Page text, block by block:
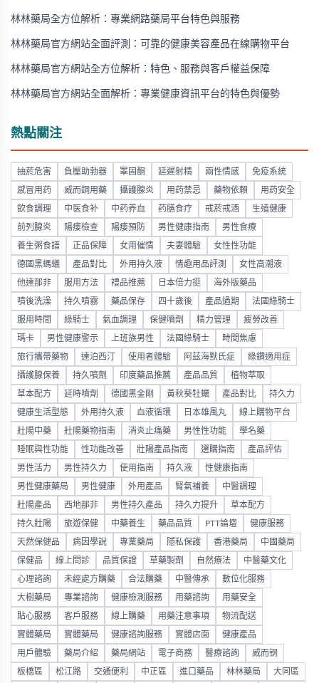
林林藥局全方位解析：專業網路藥局平台特色與服務
林林藥局官方網站全面評測：可靠的健康美容產品在線購物平台
林林藥局官方網站全方位解析：特色、服務與客戶權益保障
林林藥局官方網站全面解析：專業健康資訊平台的特色與優勢
熱點關注
抽菸危害 負壓助勃器 睪固酮 延遲射精 兩性情感 免疫系統
感冒用药 威而鋼用藥 攝護腺炎 用药禁忌 藥物依賴 用药安全
飲食調理 中医食补 中药养血 药膳食疗 戒菸戒酒 生殖健康
前列腺炎 陽痿檢查 陽痿預防 男性健康指南 男性食療
養生粥食譜 正品保障 女用催情 夫妻體驗 女性性功能
德國黑螞蟻 產品對比 外用持久液 情趣用品評測 女性高潮液
他達那非 服用方法 禮品推薦 日本倍力挺 海外版藥品
噴後洗澡 持久噴霧 藥品保存 四十歲後 產品過期 法國綠騎士
服用時間 綠騎士 氣血調理 保健噴劑 精力管理 疲勞改善
瑪卡 男性健康警示 上班族男性 法國綠騎士 時間焦慮
旅行攜帶藥物 達泊西汀 使用者體驗 阿茲海默氏症 綠鑽適用症
攝護腺保養 持久噴劑 印度藥品推薦 產品品質 植物萃取
草本配方 延時噴劑 德國黑金剛 黃秋葵牡蠣 產品對比 持久力
健康生活型態 外用持久液 血液循環 日本雄風丸 線上購物平台
壯陽中藥 壯陽藥物指南 消炎止痛藥 男性性功能 學名藥
睡眠與性功能 性功能改善 壯陽產品指南 選購指南 產品評估
男性活力 男性持久力 使用指南 持久液 性健康指南
男性健康藥局 男性健康 外用產品 腎氣補養 中醫調理
壯陽產品 西地那非 男性持久產品 持久力提升 草本配方
持久壯陽 旅遊保健 中藥養生 藥品品質 PTT論壇 健康服務
天然保健品 病因學說 專業藥局 隱私保護 香港藥局 中國藥局
保健品 線上問診 品質保證 草藥製劑 自然療法 中醫藥文化
心理諮詢 未經處方購藥 合法購藥 中醫傳承 數位化服務
大樹藥局 專業諮詢 健康檢測服務 用藥諮詢 用藥安全
貼心服務 客戶服務 線上購藥 用藥注意事項 物流配送
實體藥局 實體藥局 健康諮詢服務 實體店面 健康產品
用戶體驗 藥局介紹 藥局網站 電子商務 醫療諮詢 威而钢
板橋區 松江路 交通便利 中正區 進口藥品 林林藥局 大同區